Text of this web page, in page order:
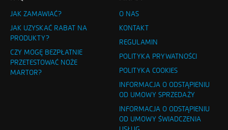
JAK ZAMAWIAĆ?
JAK UZYSKAĆ RABAT NA
PRODUKTY?
CZY MOGĘ BEZPŁATNIE
PRZETESTOWAĆ NOŻE
MARTOR?
O NAS
KONTAKT
REGULAMIN
POLITYKA PRYWATNOŚCI
POLITYKA COOKIES
INFORMACJA O ODSTĄPIENIU
OD UMOWY SPRZEDAŻY
INFORMACJA O ODSTĄPIENIU
OD UMOWY ŚWIADCZENIA